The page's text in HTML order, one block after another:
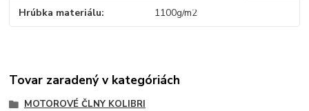
Hrúbka materiálu 1100g/m2
Tovar zaradený v kategóriách
MOTOROVÉ ČLNY KOLIBRI